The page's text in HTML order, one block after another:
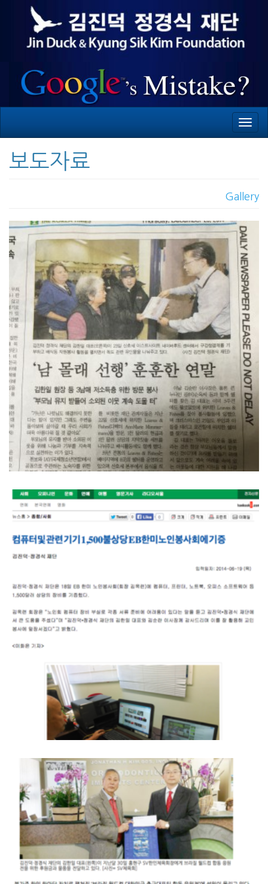
보도자료
Gallery